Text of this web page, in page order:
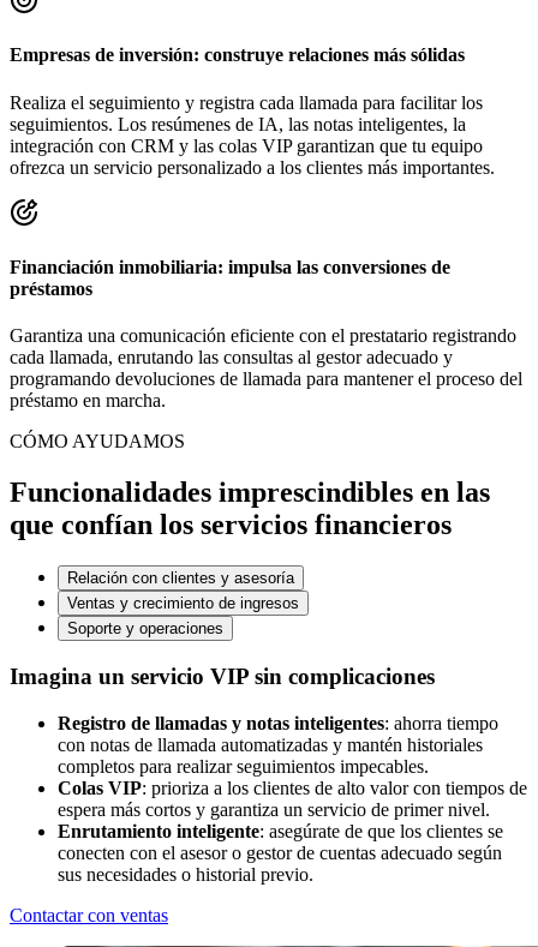
Empresas de inversión: construye relaciones más sólidas
Realiza el seguimiento y registra cada llamada para facilitar los
seguimientos. Los resúmenes de IA, las notas inteligentes, la
integración con CRM y las colas VIP garantizan que tu equipo
ofrezca un servicio personalizado a los clientes más importantes.
Financiación inmobiliaria: impulsa las conversiones de
préstamos
Garantiza una comunicación eficiente con el prestatario registrando
cada llamada, enrutando las consultas al gestor adecuado y
programando devoluciones de llamada para mantener el proceso del
préstamo en marcha.
CÓMO AYUDAMOS
Funcionalidades imprescindibles en las
que confían los servicios financieros
Relación con clientes y asesoría
Ventas y crecimiento de ingresos
Soporte y operaciones
Imagina un servicio VIP sin complicaciones
Registro de llamadas y notas inteligentes: ahorra tiempo
con notas de llamada automatizadas y mantén historiales
completos para realizar seguimientos impecables.
Colas VIP: prioriza a los clientes de alto valor con tiempos de
espera más cortos y garantiza un servicio de primer nivel.
Enrutamiento inteligente: asegúrate de que los clientes se
conecten con el asesor o gestor de cuentas adecuado según
sus necesidades o historial previo.
Contactar con ventas